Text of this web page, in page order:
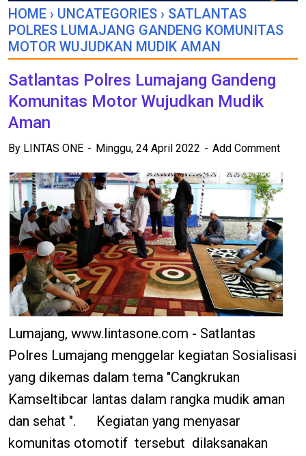
HOME › UNCATEGORIES › SATLANTAS
POLRES LUMAJANG GANDENG KOMUNITAS
MOTOR WUJUDKAN MUDIK AMAN
Satlantas Polres Lumajang Gandeng
Komunitas Motor Wujudkan Mudik
Aman
By LINTAS ONE Minggu, 24 April 2022 Add Comment
Lumajang, www.lintasone.com - Satlantas
Polres Lumajang menggelar kegiatan Sosialisasi
yang dikemas dalam tema "Cangkrukan
Kamseltibcar lantas dalam rangka mudik aman
dan sehat ". Kegiatan yang menyasar
komunitas otomotif tersebut dilaksanakan